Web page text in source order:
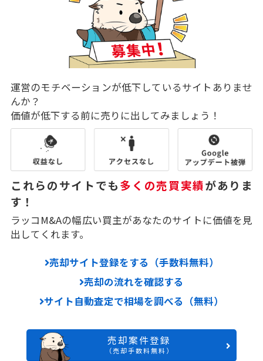
運営のモチベーションが低下しているサイトありませ
んか？
価値が低下する前に売りに出してみましょう！
これらのサイトでも多くの売買実績がありま
す！
ラッコM&Aの幅広い買主があなたのサイトに価値を見
出してくれます。
売却サイト登録をする（手数料無料）
売却の流れを確認する
サイト自動査定で相場を調べる（無料）
売却案件登録
（売却手数料無料）